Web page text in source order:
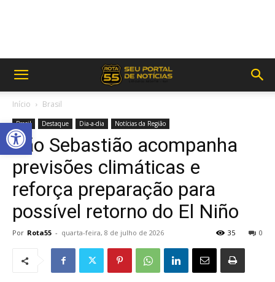
Abrir a barra de ferramentas
Início Brasil
Brasil Destaque Dia-a-dia Notícias da Região
São Sebastião acompanha
previsões climáticas e
reforça preparação para
possível retorno do El Niño
Por Rota55 - quarta-feira, 8 de julho de 2026 0
35